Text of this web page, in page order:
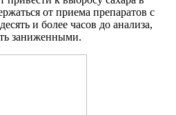
от приема препаратов с
и более часов до анализа,
заниженными.